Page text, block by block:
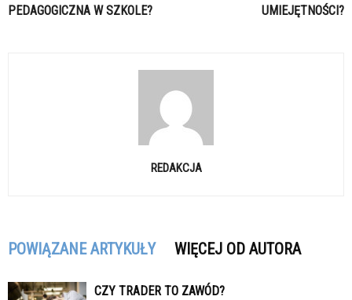
PEDAGOGICZNA W SZKOLE?
UMIEJĘTNOŚCI?
REDAKCJA
POWIĄZANE ARTYKUŁY WIĘCEJ OD AUTORA
CZY TRADER TO ZAWÓD?